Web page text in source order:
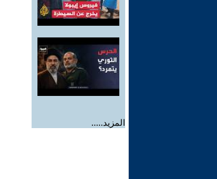
المزيد.....